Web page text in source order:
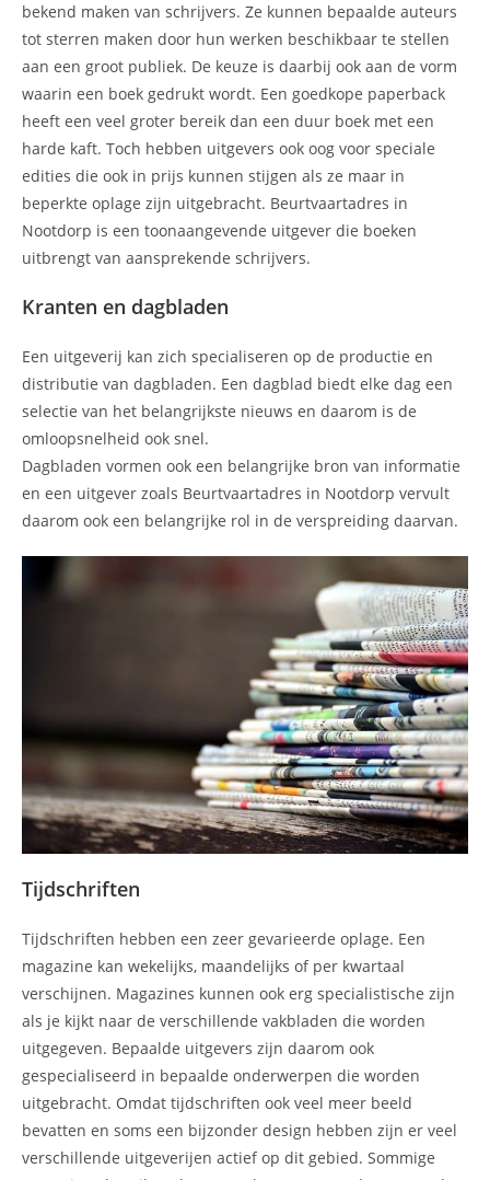
bekend maken van schrijvers. Ze kunnen bepaalde auteurs
tot sterren maken door hun werken beschikbaar te stellen
aan een groot publiek. De keuze is daarbij ook aan de vorm
waarin een boek gedrukt wordt. Een goedkope paperback
heeft een veel groter bereik dan een duur boek met een
harde kaft. Toch hebben uitgevers ook oog voor speciale
edities die ook in prijs kunnen stijgen als ze maar in
beperkte oplage zijn uitgebracht. Beurtvaartadres in
Nootdorp is een toonaangevende uitgever die boeken
uitbrengt van aansprekende schrijvers.
Kranten en dagbladen
Een uitgeverij kan zich specialiseren op de productie en
distributie van dagbladen. Een dagblad biedt elke dag een
selectie van het belangrijkste nieuws en daarom is de
omloopsnelheid ook snel.
Dagbladen vormen ook een belangrijke bron van informatie
en een uitgever zoals Beurtvaartadres in Nootdorp vervult
daarom ook een belangrijke rol in de verspreiding daarvan.
Tijdschriften
Tijdschriften hebben een zeer gevarieerde oplage. Een
magazine kan wekelijks, maandelijks of per kwartaal
verschijnen. Magazines kunnen ook erg specialistische zijn
als je kijkt naar de verschillende vakbladen die worden
uitgegeven. Bepaalde uitgevers zijn daarom ook
gespecialiseerd in bepaalde onderwerpen die worden
uitgebracht. Omdat tijdschriften ook veel meer beeld
bevatten en soms een bijzonder design hebben zijn er veel
verschillende uitgeverijen actief op dit gebied. Sommige